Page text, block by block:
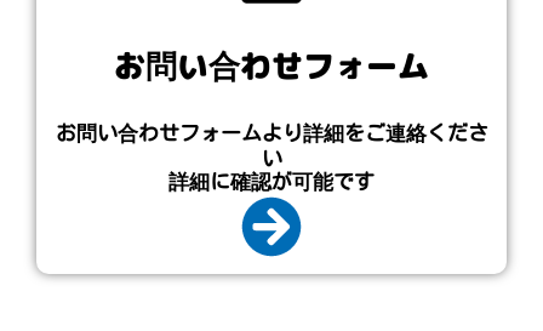
お問い合わせフォーム
お問い合わせフォームより詳細をご連絡くださ
い
詳細に確認が可能です